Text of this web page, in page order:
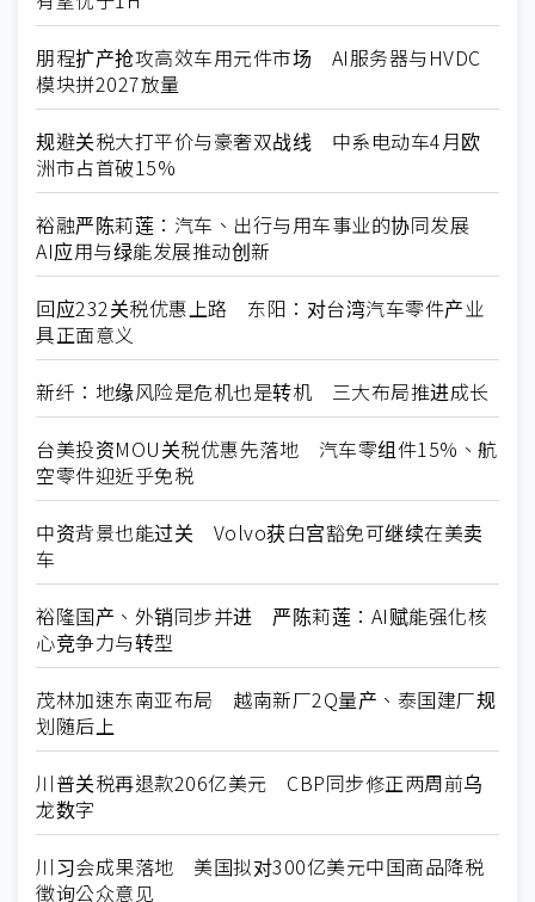
朋程扩产抢攻高效车用元件市场 AI服务器与HVDC
模块拼2027放量
规避关税大打平价与豪奢双战线 中系电动车4月欧
洲市占首破15%
裕融严陈莉莲：汽车、出行与用车事业的协同发展
AI应用与绿能发展推动创新
回应232关税优惠上路 东阳：对台湾汽车零件产业
具正面意义
新纤：地缘风险是危机也是转机 三大布局推进成长
台美投资MOU关税优惠先落地 汽车零组件15%、航
空零件迎近乎免税
中资背景也能过关 Volvo获白宫豁免可继续在美卖
车
裕隆国产、外销同步并进 严陈莉莲：AI赋能强化核
心竞争力与转型
茂林加速东南亚布局 越南新厂2Q量产、泰国建厂规
划随后上
川普关税再退款206亿美元 CBP同步修正两周前乌
龙数字
川习会成果落地 美国拟对300亿美元中国商品降税
徵询公众意见